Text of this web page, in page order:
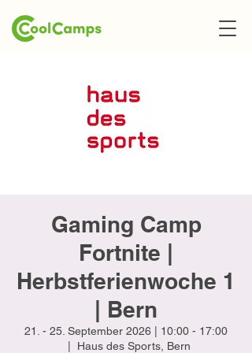
Gaming Camp
Fortnite |
Herbstferienwoche 1
| Bern
21. - 25. September 2026 | 10:00 - 17:00
Haus des Sports, Bern